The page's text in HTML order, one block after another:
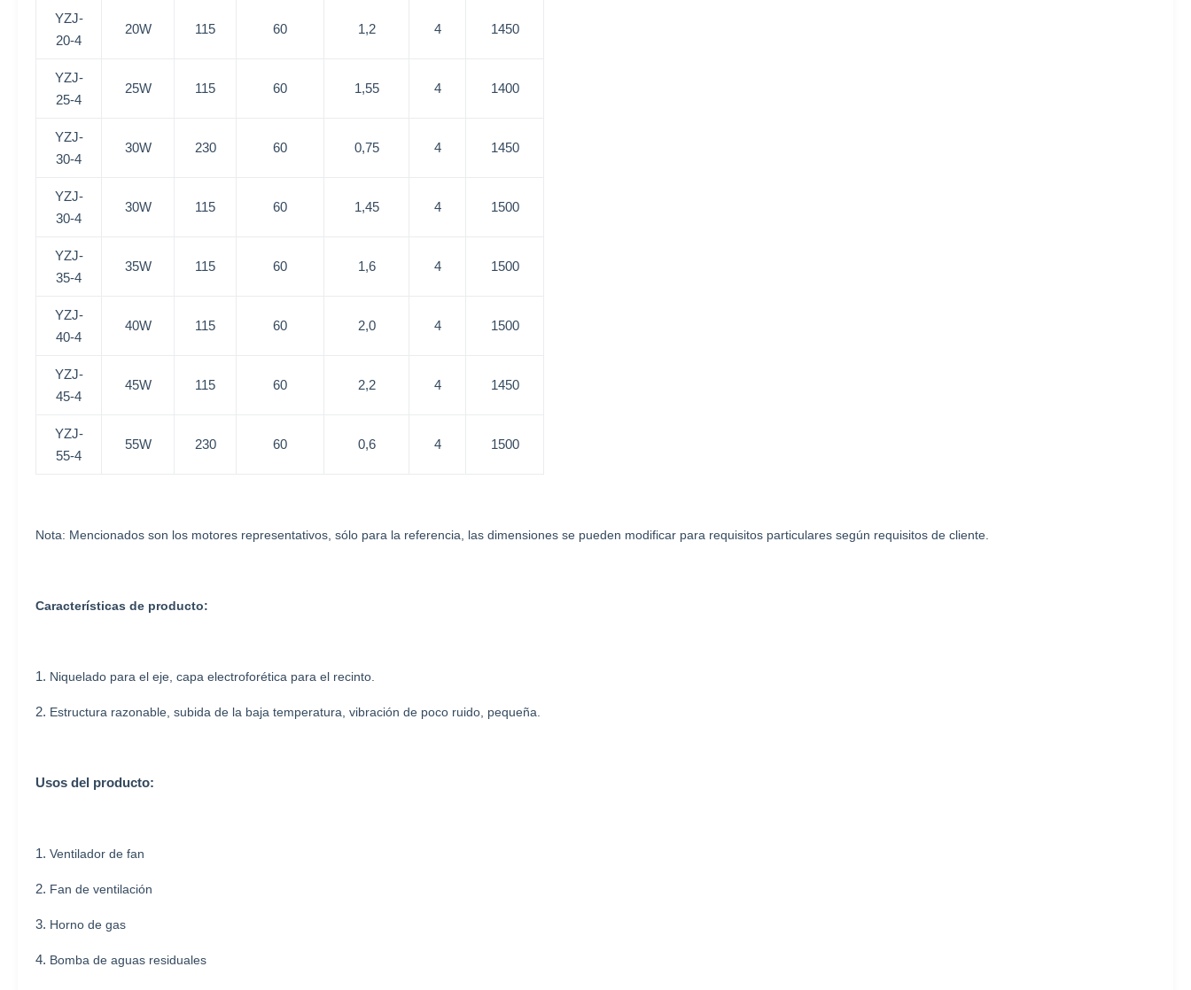
YZJ-
20-4
20W 115 60 1,2 4 1450
YZJ-
25-4
25W 115 60 1,55 4 1400
YZJ-
30-4
30W 230 60 0,75 4 1450
YZJ-
30-4
30W 115 60 1,45 4 1500
YZJ-
35-4
35W 115 60 1,6 4 1500
YZJ-
40-4
40W 115 60 2,0 4 1500
YZJ-
45-4
45W 115 60 2,2 4 1450
YZJ-
55-4
55W 230 60 0,6 4 1500
Nota: Mencionados son los motores representativos, sólo para la referencia, las dimensiones se pueden modificar para requisitos particulares según requisitos de cliente.
Características de producto:
1. Niquelado para el eje, capa electroforética para el recinto.
2. Estructura razonable, subida de la baja temperatura, vibración de poco ruido, pequeña.
Usos del producto:
1. Ventilador de fan
2. Fan de ventilación
3. Horno de gas
4. Bomba de aguas residuales